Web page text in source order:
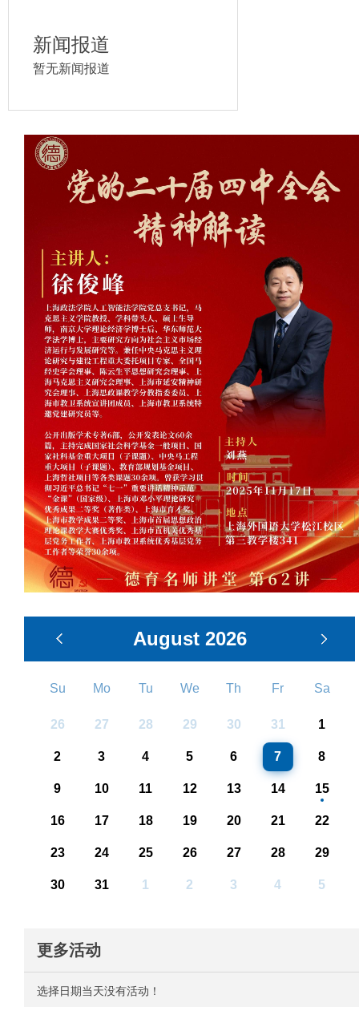
新闻报道
暂无新闻报道
August 2026
Su Mo Tu We Th Fr Sa
26 27 28 29 30 31 1
2 3 4 5 6 7 8
9 10 11 12 13 14 15
16 17 18 19 20 21 22
23 24 25 26 27 28 29
30 31 1 2 3 4 5
更多活动
选择日期当天没有活动！